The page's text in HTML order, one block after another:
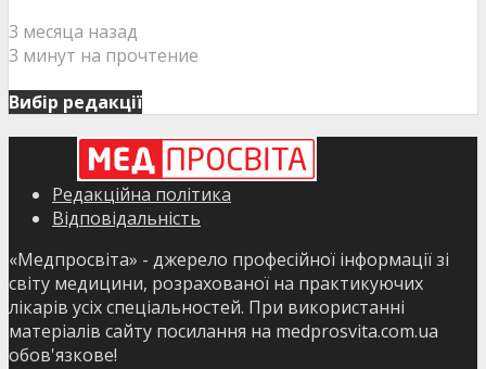
3 месяца назад
3 минут на прочтение
Вибір редакції
Редакційна політика
Відповідальність
«Медпросвіта» - джерело професійної інформації зі
світу медицини, розрахованої на практикуючих
лікарів усіх спеціальностей. При використанні
матеріалів сайту посилання на medprosvita.com.ua
обов'язкове!